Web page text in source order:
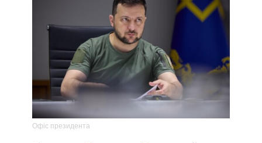
Офіс президента